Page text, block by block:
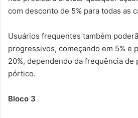
com desconto de 5% para todas as
Usuários frequentes também
progressivos, começando em 5% e
20%, dependendo da frequência de
pórtico.
Bloco 3